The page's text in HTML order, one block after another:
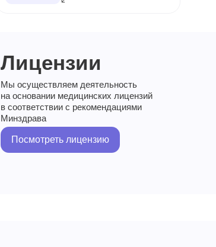
Лицензии
Мы осуществляем деятельность
на основании медицинских лицензий
в соответствии с рекомендациями
Минздрава
Посмотреть лицензию